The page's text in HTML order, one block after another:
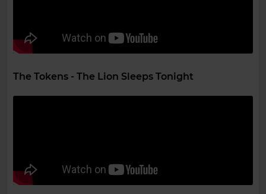
The Tokens - The Lion Sleeps Tonight